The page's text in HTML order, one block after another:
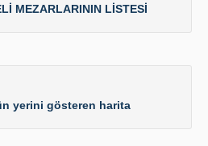
MEZARLARININ LİSTESİ
yerini gösteren harita